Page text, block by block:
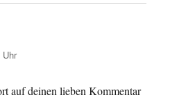
Uhr
auf deinen lieben Kommentar